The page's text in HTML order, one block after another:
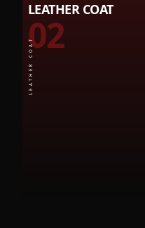
LEATHER COAT
02
LEATHER COAT